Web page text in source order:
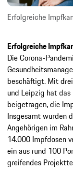
Erfolgreiche
Erfolgreiche
Die Corona-
beschäftigt. Mit
und ­Leipzig hat
beigetragen, die
Insgesamt wurden
Angehörigen im
14.000 Impfdosen
ein aus rund 100
greifendes